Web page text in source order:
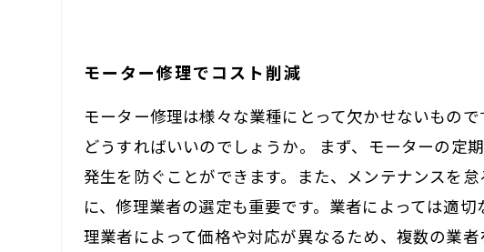
モーター修理でコスト削減
モーター修理は様々な業種にとって欠かせないもの
どうすればいいのでしょうか。 まず、モーターの定
発生を防ぐことができます。また、メンテナンスを
に、修理業者の選定も重要です。業者によっては適
理業者によって価格や対応が異なるため、複数の業